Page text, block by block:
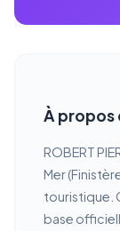
À propos
ROBERT
Mer
touristique.
base